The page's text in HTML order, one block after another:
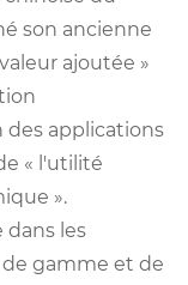
son ancienne
ajoutée »
applications
« l'utilité
».
dans les
de gamme et de